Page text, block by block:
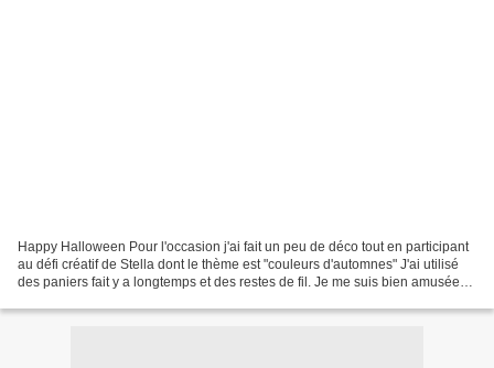
Happy Halloween Pour l'occasion j'ai fait un peu de déco tout en participant
au défi créatif de Stella dont le thème est "couleurs d'automnes" J'ai utilisé
des paniers fait y a longtemps et des restes de fil. Je me suis bien amusée